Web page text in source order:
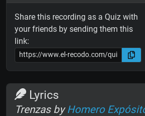
Share this recording as a Quiz with
your friends by sending them this
link:
Lyrics
Trenzas by Homero